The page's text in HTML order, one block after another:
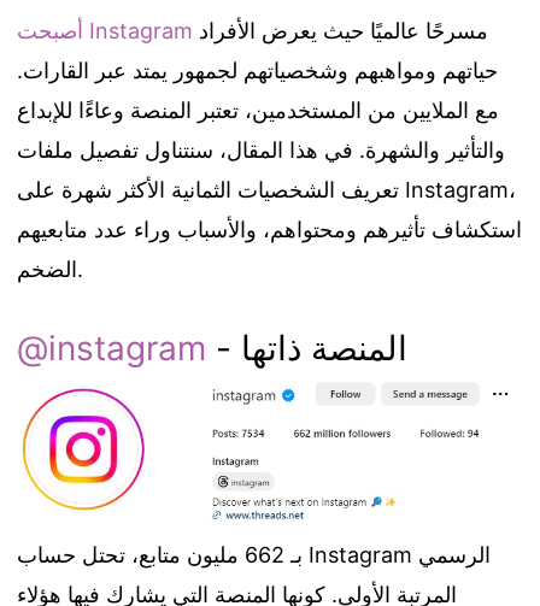
أصبحت Instagram
حياتهم ومواهبهم وشخصياتهم لجمهور يمتد عبر القارات.
مع الملايين من المستخدمين، تعتبر المنصة وعاءًا للإبداع
والتأثير والشهرة. في هذا المقال، سنتناول تفصيل ملفات
تعريف الشخصيات الثمانية الأكثر شهرة على Instagram،
استكشاف تأثيرهم ومحتواهم، والأسباب وراء عدد متابعيهم
الضخم.
@instagram - المنصة ذاتها
بـ 662 مليون متابع، تحتل حساب Instagram الرسمي
المرتبة الأولى. كونها المنصة التي يشارك فيها هؤلاء